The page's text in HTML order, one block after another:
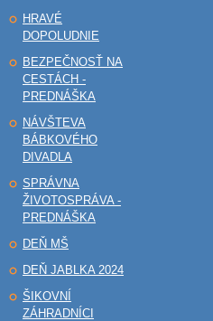
HRAVÉ
DOPOLUDNIE
BEZPEČNOSŤ NA
CESTÁCH -
PREDNÁŠKA
NÁVŠTEVA
BÁBKOVÉHO
DIVADLA
SPRÁVNA
ŽIVOTOSPRÁVA -
PREDNÁŠKA
DEŇ MŠ
DEŇ JABLKA 2024
ŠIKOVNÍ
ZÁHRADNÍCI